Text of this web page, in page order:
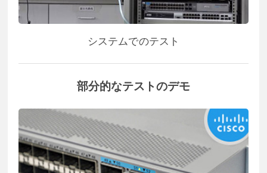
システムでのテスト
部分的なテストのデモ